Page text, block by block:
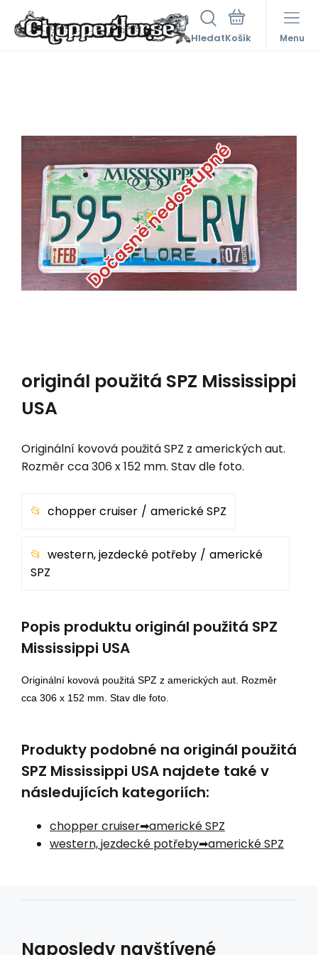
Hledat Menu
Dočasně nedostupné
originál použitá SPZ Mississippi
USA
Originální kovová použitá SPZ z amerických aut.
Rozměr cca 306 x 152 mm. Stav dle foto.
chopper cruiser americké SPZ
western, jezdecké potřeby
americké
SPZ
Popis produktu originál použitá SPZ
Mississippi USA
Originální kovová použitá SPZ z amerických aut. Rozměr
cca 306 x 152 mm. Stav dle foto.
Produkty podobné na originál použitá
SPZ Mississippi USA najdete také v
následujících kategoriích:
chopper cruiser americké SPZ
western, jezdecké potřeby americké SPZ
Naposledy navštívené